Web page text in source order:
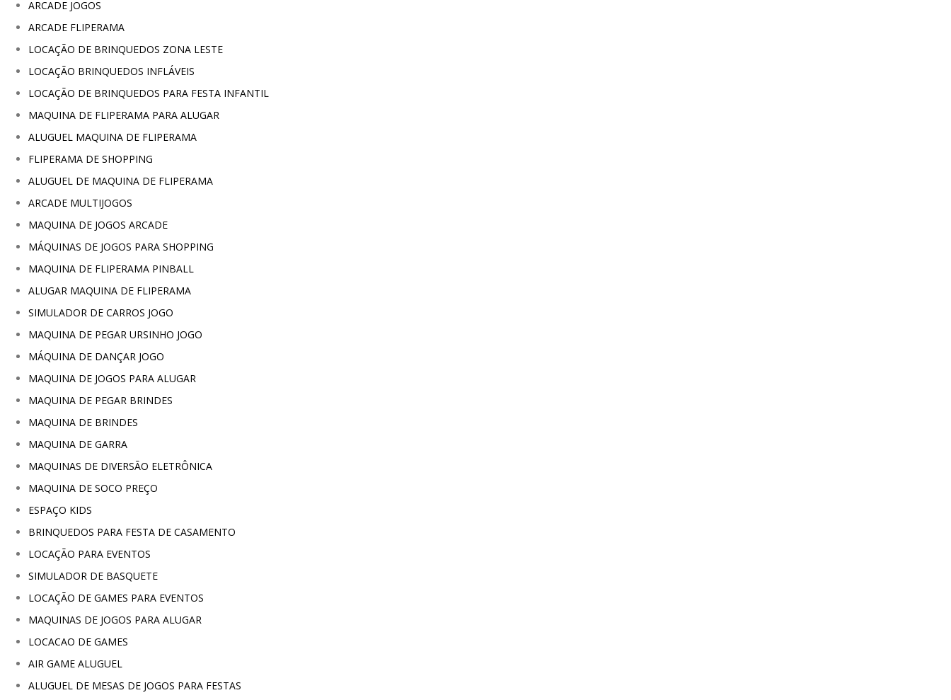
ARCADE JOGOS
ARCADE FLIPERAMA
LOCAÇÃO DE BRINQUEDOS ZONA LESTE
LOCAÇÃO BRINQUEDOS INFLÁVEIS
LOCAÇÃO DE BRINQUEDOS PARA FESTA INFANTIL
MAQUINA DE FLIPERAMA PARA ALUGAR
ALUGUEL MAQUINA DE FLIPERAMA
FLIPERAMA DE SHOPPING
ALUGUEL DE MAQUINA DE FLIPERAMA
ARCADE MULTIJOGOS
MAQUINA DE JOGOS ARCADE
MÁQUINAS DE JOGOS PARA SHOPPING
MAQUINA DE FLIPERAMA PINBALL
ALUGAR MAQUINA DE FLIPERAMA
SIMULADOR DE CARROS JOGO
MAQUINA DE PEGAR URSINHO JOGO
MÁQUINA DE DANÇAR JOGO
MAQUINA DE JOGOS PARA ALUGAR
MAQUINA DE PEGAR BRINDES
MAQUINA DE BRINDES
MAQUINA DE GARRA
MAQUINAS DE DIVERSÃO ELETRÔNICA
MAQUINA DE SOCO PREÇO
ESPAÇO KIDS
BRINQUEDOS PARA FESTA DE CASAMENTO
LOCAÇÃO PARA EVENTOS
SIMULADOR DE BASQUETE
LOCAÇÃO DE GAMES PARA EVENTOS
MAQUINAS DE JOGOS PARA ALUGAR
LOCACAO DE GAMES
AIR GAME ALUGUEL
ALUGUEL DE MESAS DE JOGOS PARA FESTAS